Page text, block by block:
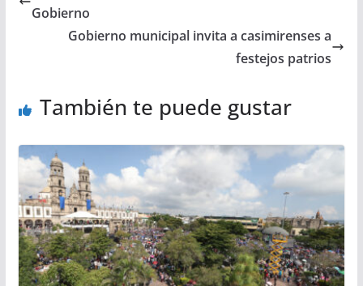
Gobierno
Gobierno municipal invita a casimirenses a
festejos patrios
También te puede gustar